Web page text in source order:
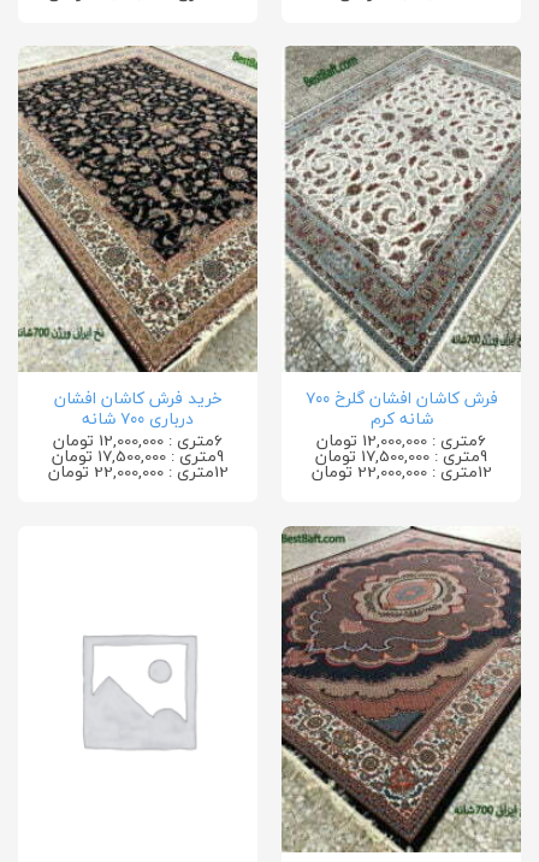
فرش کاشان افشان گلرخ ۷۰۰
شانه کرم
6متری : 12,000,000 تومان
9متری : 17,500,000 تومان
12متری : 22,000,000 تومان
خرید فرش کاشان افشان
درباری ۷۰۰ شانه
6متری : 12,000,000 تومان
9متری : 17,500,000 تومان
12متری : 22,000,000 تومان